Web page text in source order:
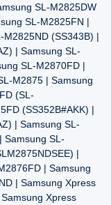
SL-M2825DW
SL-M2825FN |
(SS343B) |
| Samsung SL-
SL-M2870FD |
M2875 | Samsung
(SL-
(SS352B#AKK) |
| Samsung SL-
Samsung SL-
|
| Samsung
| Samsung Xpress
Xpress